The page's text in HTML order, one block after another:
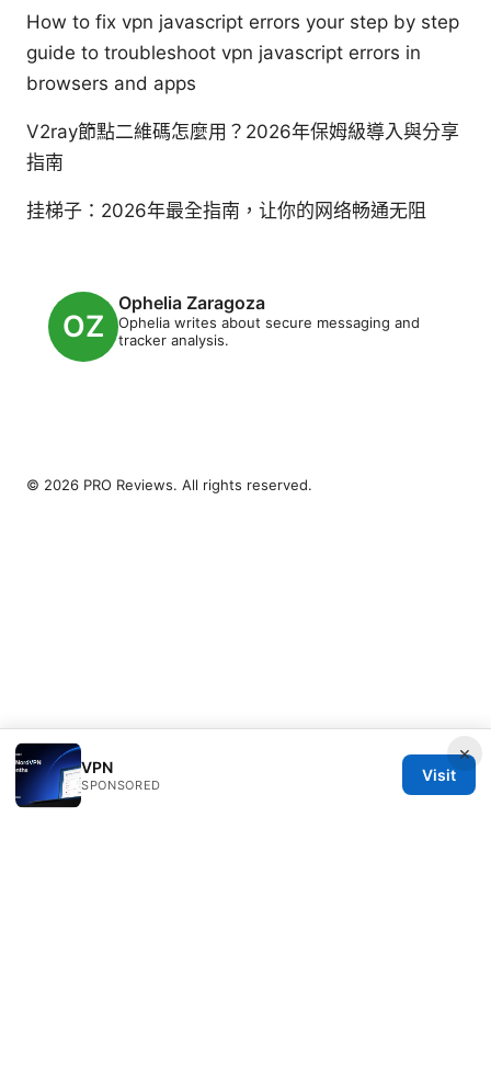
How to fix vpn javascript errors your step by step
guide to troubleshoot vpn javascript errors in
browsers and apps
V2ray節點二維碼怎麼用？2026年保姆級導入與分享
指南
挂梯子：2026年最全指南，让你的网络畅通无阻
Ophelia Zaragoza
Ophelia writes about secure messaging and
tracker analysis.
×
VPN
SPONSORED
Visit
© 2026 PRO Reviews. All rights reserved.